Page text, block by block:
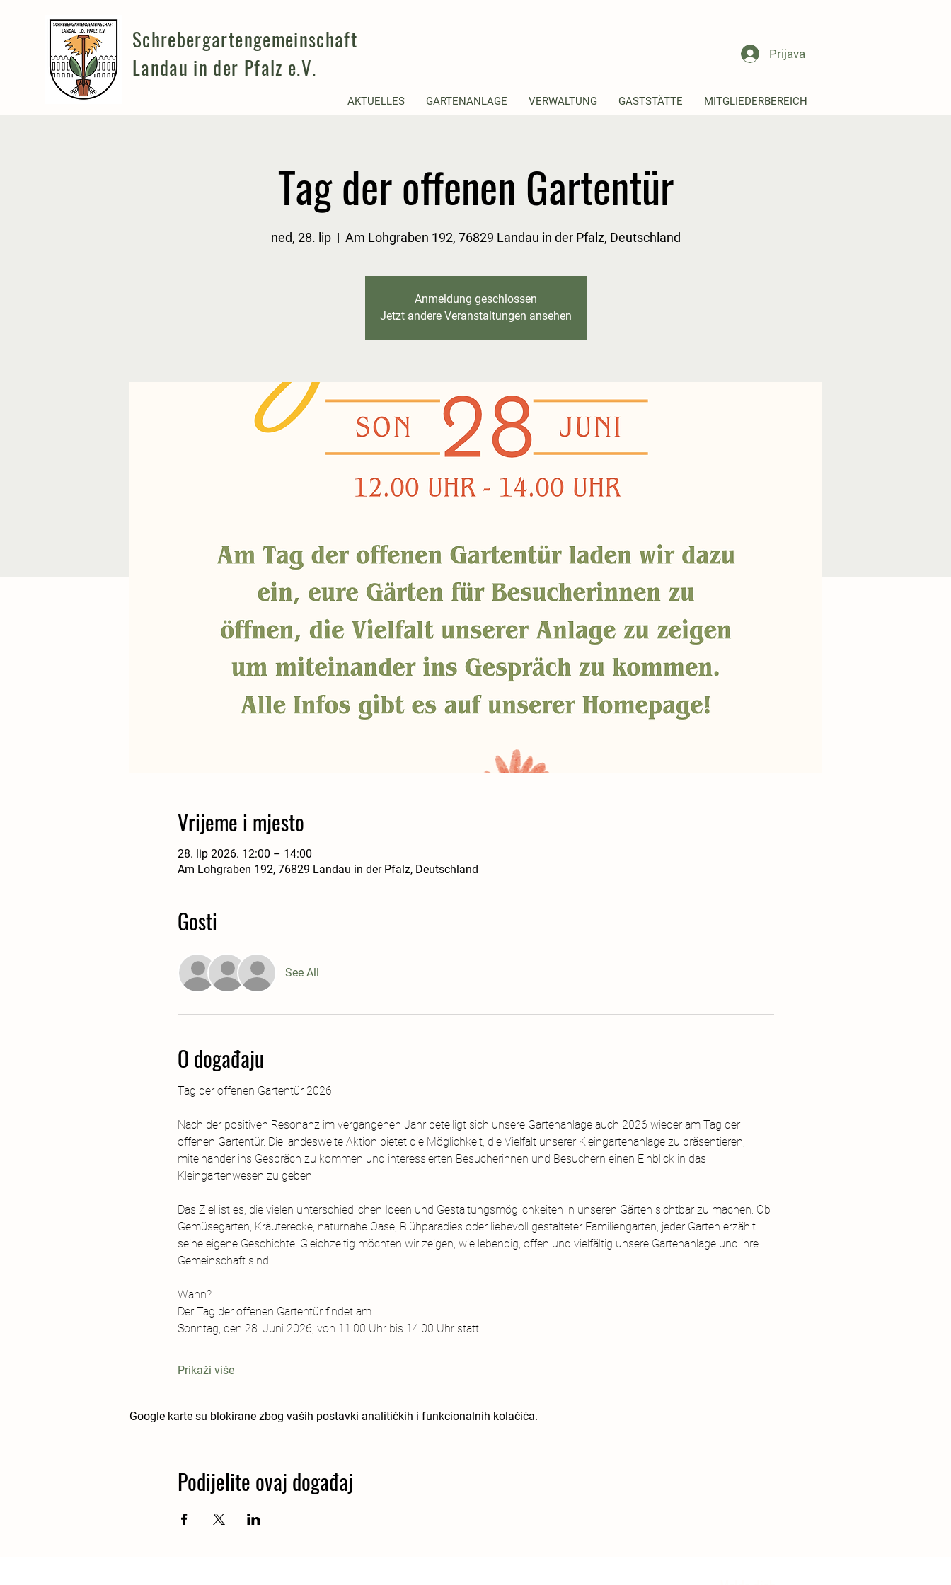
Schrebergartengemeinschaft
Landau in der Pfalz e.V.
Prijava
AKTUELLES GARTENANLAGE VERWALTUNG GASTSTÄTTE MITGLIEDERBEREICH
Tag der offenen Gartentür
ned, 28. lip
  |
Am Lohgraben 192, 76829 Landau in der Pfalz, Deutschland
Anmeldung geschlossen
Jetzt andere Veranstaltungen ansehen
Vrijeme i mjesto
28. lip 2026. 12:00 – 14:00
Am Lohgraben 192, 76829 Landau in der Pfalz, Deutschland
Gosti
See All
O događaju
Tag der offenen Gartentür 2026
Nach der positiven Resonanz im vergangenen Jahr beteiligt sich unsere Gartenanlage auch 2026 wieder am Tag der
offenen Gartentür. Die landesweite Aktion bietet die Möglichkeit, die Vielfalt unserer Kleingartenanlage zu präsentieren,
miteinander ins Gespräch zu kommen und interessierten Besucherinnen und Besuchern einen Einblick in das
Kleingartenwesen zu geben.
Das Ziel ist es, die vielen unterschiedlichen Ideen und Gestaltungsmöglichkeiten in unseren Gärten sichtbar zu machen. Ob
Gemüsegarten, Kräuterecke, naturnahe Oase, Blühparadies oder liebevoll gestalteter Familiengarten, jeder Garten erzählt
seine eigene Geschichte. Gleichzeitig möchten wir zeigen, wie lebendig, offen und vielfältig unsere Gartenanlage und ihre
Gemeinschaft sind.
Wann?
Der Tag der offenen Gartentür findet am
Sonntag, den 28. Juni 2026, von 11:00 Uhr bis 14:00 Uhr statt.
Prikaži više
Google karte su blokirane zbog vaših postavki analitičkih i funkcionalnih kolačića.
Podijelite ovaj događaj